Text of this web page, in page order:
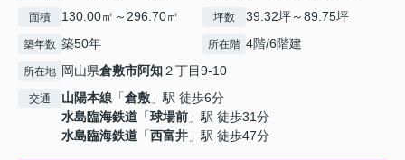
面積 130.00㎡～296.70㎡ 坪数 39.32坪～89.75坪
築年数 築50年 所在階 4階/6階建
所在地 岡山県倉敷市阿知２丁目9-10
交通 山陽本線 「倉敷 」駅 徒歩6分
水島臨海鉄道 「球場前 」駅 徒歩31分
水島臨海鉄道 「西富井 」駅 徒歩47分